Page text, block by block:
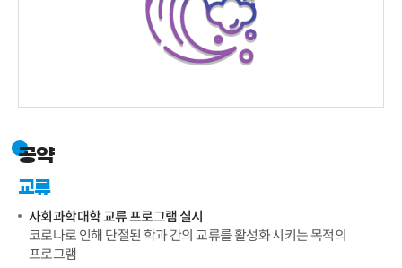
공약
교류
사회과학대학 교류 프로그램 실시
코로나로 인해 단절된 학과 간의 교류를 활성화 시키는 목적의
프로그램